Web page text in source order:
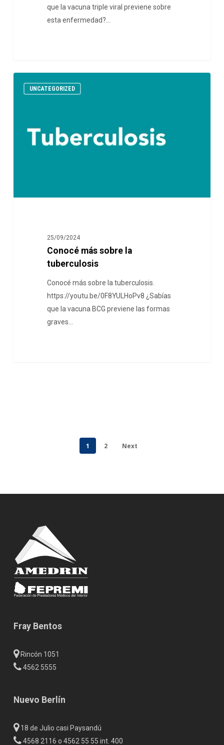
que la vacuna triple viral previene sobre
esta enfermedad?…
UNCATEGORIZED
25/09/2024
Conocé más sobre la
tuberculosis
Conocé más sobre la tuberculosis.
https://youtu.be/0F8YULHoPv8 ¿Sabías
que la vacuna BCG previene las formas
graves…
1 2 Next
Fray Bentos
Rincón 1051
4562 5555
Nuevo Berlín
18 de Julio casi Paysandú
4568 2116 o 4562 55 55 int. 400